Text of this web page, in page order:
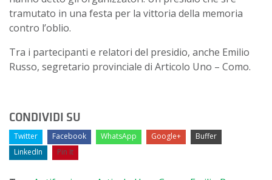
tramutato in una festa per la vittoria della memoria
contro l’oblio.
Tra i partecipanti e relatori del presidio, anche Emilio
Russo, segretario provinciale di Articolo Uno – Como.
CONDIVIDI SU
Twitter Facebook WhatsApp Google+
Buffer
LinkedIn
Pin It